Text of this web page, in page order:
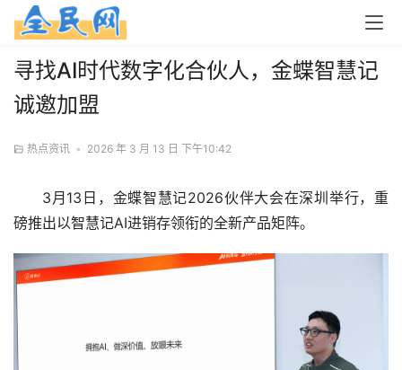
寻找AI时代数字化合伙人，金蝶智慧记
诚邀加盟
热点资讯 • 2026 年 3 月 13 日 下午10:42
3月13日，金蝶智慧记2026伙伴大会在深圳举行，重
磅推出以智慧记AI进销存领衔的全新产品矩阵。